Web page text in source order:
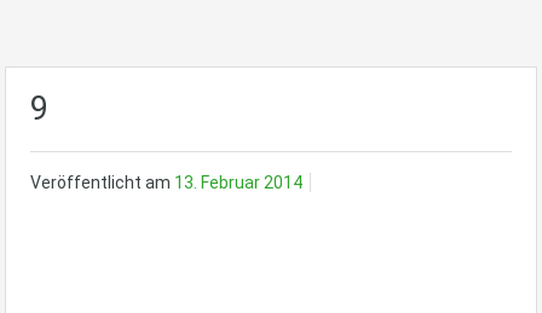
9
Veröffentlicht am 13. Februar 2014